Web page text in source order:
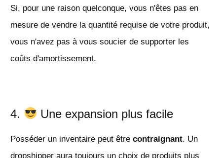
Si, pour une raison quelconque, vous n'êtes pas en
mesure de vendre la quantité requise de votre produit,
vous n'avez pas à vous soucier de supporter les
coûts d'amortissement.
4. Une expansion plus facile
Posséder un inventaire peut être contraignant. Un
dropshipper aura toujours un choix de produits plus